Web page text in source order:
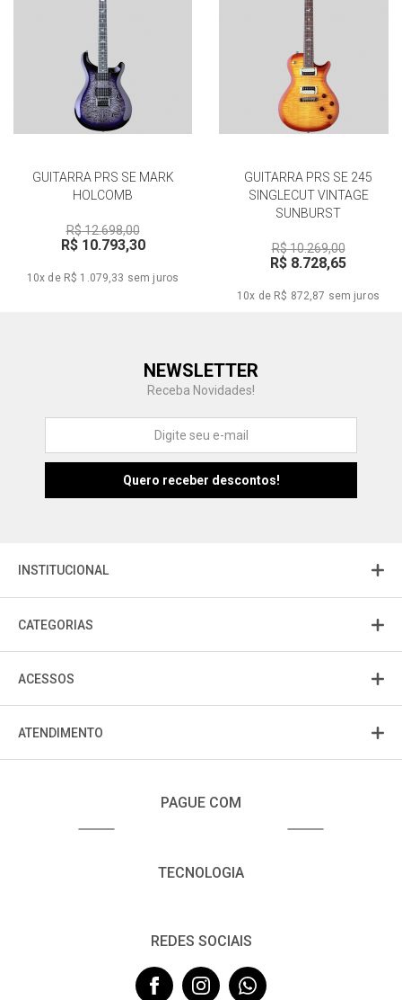
GUITARRA PRS SE MARK
HOLCOMB
R$ 12.698,00
R$ 10.793,30
10x de R$ 1.079,33 sem juros
GUITARRA PRS SE 245
SINGLECUT VINTAGE
SUNBURST
R$ 10.269,00
R$ 8.728,65
10x de R$ 872,87 sem juros
NEWSLETTER
Receba Novidades!
INSTITUCIONAL
CATEGORIAS
ACESSOS
ATENDIMENTO
PAGUE COM
TECNOLOGIA
REDES SOCIAIS
Fu Fujisom